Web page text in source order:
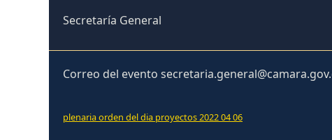
Secretaría General
Correo del evento
plenaria orden del dia proyectos 2022 04 06